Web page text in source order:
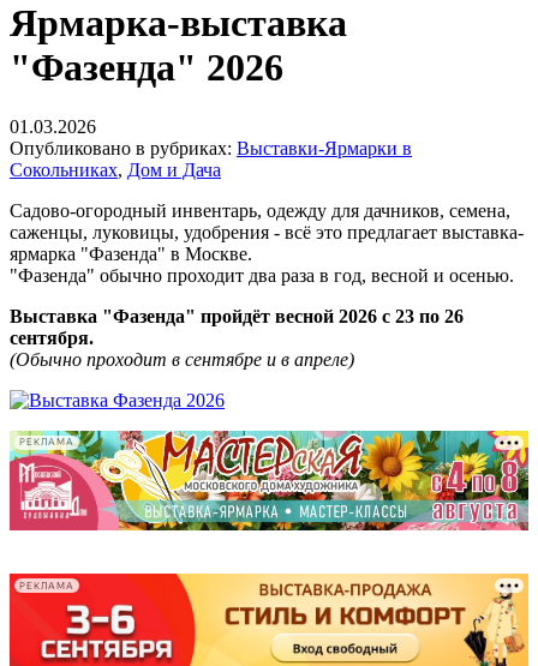
Ярмарка-выставка
"Фазенда" 2026
01.03.2026
Опубликовано в рубриках: Выставки-Ярмарки в
Сокольниках, Дом и Дача
Садово-огородный инвентарь, одежду для дачников, семена,
саженцы, луковицы, удобрения - всё это предлагает выставка-
ярмарка "Фазенда" в Москве.
"Фазенда" обычно проходит два раза в год, весной и осенью.
Выставка "Фазенда" пройдёт весной 2026 с 23 по 26
сентября.
(Обычно проходит в сентябре и в апреле)
РЕКЛАМА
РЕКЛАМА